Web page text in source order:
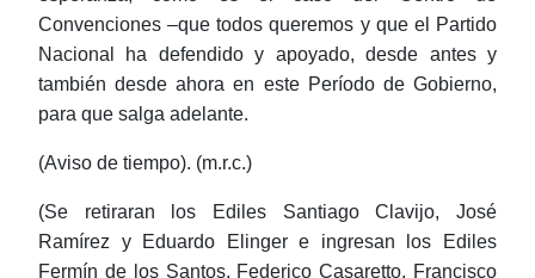
Convenciones –que todos queremos y que el Partido
Nacional ha defendido y apoyado, desde antes y
también desde ahora en este Período de Gobierno,
para que salga adelante.
(Aviso de tiempo). (m.r.c.)
(Se retiraran los Ediles SantiagoClavijo, José
Ramírez y
Eduardo Elingere ingresan los Ediles
Fermín de los Santos, FedericoCasaretto, Francisco